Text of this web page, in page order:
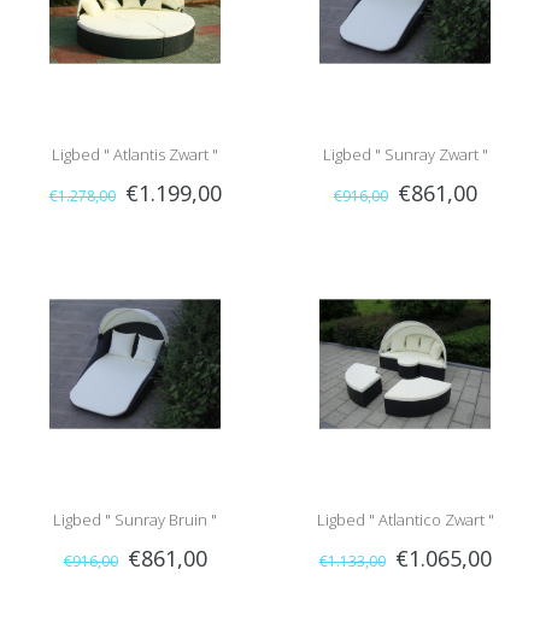
Ligbed " Atlantis Zwart "
€1.278,00 €1.199,00
Ligbed " Sunray Zwart "
€916,00 €861,00
Ligbed " Sunray Bruin "
€916,00 €861,00
Ligbed " Atlantico Zwart "
€1.133,00 €1.065,00